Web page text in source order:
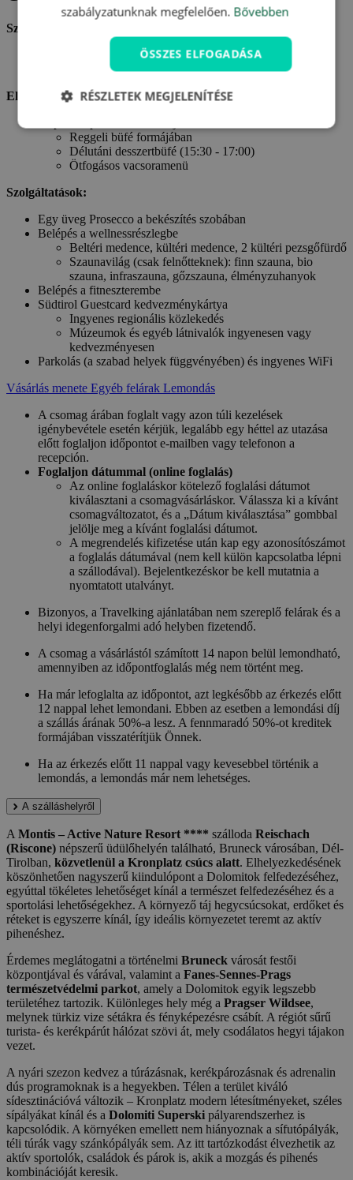
Szállás:
Szállás egy Ön által választott szobában Montis - Active
Nature Resort **** szállodában
Ellátás:
Reggeli büfé formájában
Délutáni desszertbüfé (15:30 - 17:00)
Ötfogásos vacsoramenü
Szolgáltatások:
Egy üveg Prosecco a bekészítés szobában
Belépés a wellnessrészlegbe
Beltéri medence, kültéri medence, 2 kültéri pezsgőfürdő
Szaunavilág (csak felnőtteknek): finn szauna, bio
szauna, infraszauna, gőzszauna, élményzuhanyok
Belépés a fitneszterembe
Südtirol Guestcard kedvezménykártya
Ingyenes regionális közlekedés
Múzeumok és egyéb látnivalók ingyenesen vagy
kedvezményesen
Parkolás (a szabad helyek függvényében) és ingyenes WiFi
Vásárlás menete Egyéb felárak Lemondás
A csomag árában foglalt vagy azon túli kezelések
igénybevétele esetén kérjük, legalább egy héttel az utazása
előtt foglaljon időpontot e-mailben vagy telefonon a
recepción.
Foglaljon dátummal (online foglalás)
Az online foglaláskor kötelező foglalási dátumot
kiválasztani a csomagvásárláskor. Válassza ki a kívánt
csomagváltozatot, és a „Dátum kiválasztása” gombbal
jelölje meg a kívánt foglalási dátumot.
A megrendelés kifizetése után kap egy azonosítószámot
a foglalás dátumával (nem kell külön kapcsolatba lépni
a szállodával). Bejelentkezéskor be kell mutatnia a
nyomtatott utalványt.
Bizonyos, a Travelking ajánlatában nem szereplő felárak és a
helyi idegenforgalmi adó helyben fizetendő.
A csomag a vásárlástól számított 14 napon belül lemondható,
amennyiben az időpontfoglalás még nem történt meg.
Ha már lefoglalta az időpontot, azt legkésőbb az érkezés előtt
12 nappal lehet lemondani. Ebben az esetben a lemondási díj
a szállás árának 50%-a lesz. A fennmaradó 50%-ot kreditek
formájában visszatérítjük Önnek.
Ha az érkezés előtt 11 nappal vagy kevesebbel történik a
lemondás, a lemondás már nem lehetséges.
A szálláshelyről
A Montis – Active Nature Resort **** szálloda Reischach
(Riscone) népszerű üdülőhelyén található, Bruneck városában, Dél-
Tirolban, közvetlenül a Kronplatz csúcs alatt. Elhelyezkedésének
köszönhetően nagyszerű kiindulópont a Dolomitok felfedezéséhez,
egyúttal tökéletes lehetőséget kínál a természet felfedezéséhez és a
sportolási lehetőségekhez. A környező táj hegycsúcsokat, erdőket és
réteket is egyszerre kínál, így ideális környezetet teremt az aktív
pihenéshez.
Érdemes meglátogatni a történelmi Bruneck városát festői
központjával és várával, valamint a Fanes-Sennes-Prags
természetvédelmi parkot, amely a Dolomitok egyik legszebb
területéhez tartozik. Különleges hely még a Pragser Wildsee,
melynek türkiz vize sétákra és fényképezésre csábít. A régiót sűrű
turista- és kerékpárút hálózat szövi át, mely csodálatos hegyi tájakon
vezet.
A nyári szezon kedvez a túrázásnak, kerékpározásnak és adrenalin
dús programoknak is a hegyekben. Télen a terület kiváló
sídesztinációvá változik – Kronplatz modern létesítményeket, széles
sípályákat kínál és a Dolomiti Superski pályarendszerhez is
kapcsolódik. A környéken emellett nem hiányoznak a sífutópályák,
téli túrák vagy szánkópályák sem. Az itt tartózkodást élvezhetik az
aktív sportolók, családok és párok is, akik a mozgás és pihenés
kombinációját keresik.
szabályzatunknak megfelelően. Bővebben
ÖSSZES ELFOGADÁSA
RÉSZLETEK MEGJELENÍTÉSE